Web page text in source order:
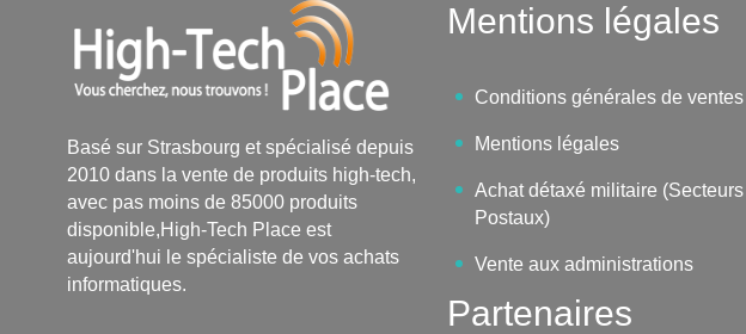
Basé sur Strasbourg et spécialisé depuis
2010 dans la vente de produits high-tech,
avec pas moins de 85000 produits
disponible,High-Tech Place est
aujourd'hui le spécialiste de vos achats
informatiques.
Mentions légales
Conditions générales de ventes
Mentions légales
Achat détaxé militaire (Secteurs
Postaux)
Vente aux administrations
Partenaires